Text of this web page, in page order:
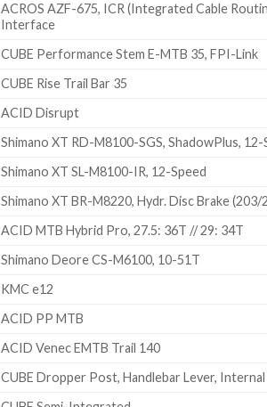
ACROS AZF-675, ICR (Integrated Cable
Interface
CUBE Performance Stem E-MTB 35, FPI-Link
CUBE Rise Trail Bar 35
ACID Disrupt
Shimano XT RD-M8100-SGS, ShadowPlus, 12-
Shimano XT SL-M8100-IR, 12-Speed
Shimano XT BR-M8220, Hydr. Disc Brake (203/
ACID MTB Hybrid Pro, 27.5: 36T // 29: 34T
Shimano Deore CS-M6100, 10-51T
KMC e12
ACID PP MTB
ACID Venec EMTB Trail 140
CUBE Dropper Post, Handlebar Lever, Internal